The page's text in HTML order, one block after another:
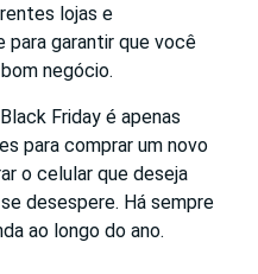
lojas e
garantir que você
negócio.
Friday é apenas
para comprar um novo
o celular que deseja
desespere. Há sempre
ao longo do ano.